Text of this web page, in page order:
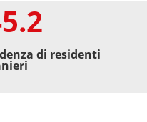
di residenti